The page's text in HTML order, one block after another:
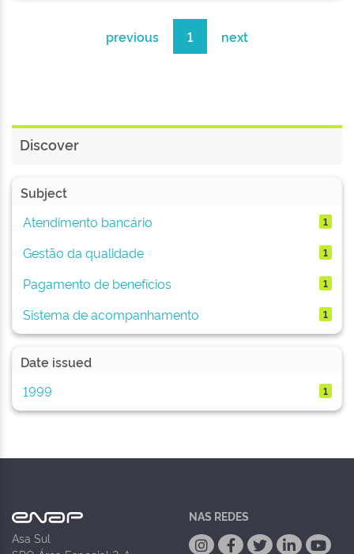
previous 1 next
Discover
Subject
Atendimento bancário
1
Gestão da qualidade 1
Pagamento de benefícios 1
Sistema de acompanhamento 1
Date issued
1999
1
Asa Sul
NAS REDES